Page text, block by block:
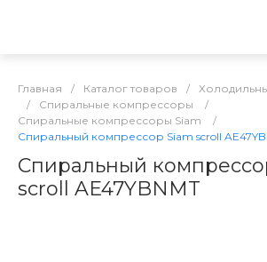
Главная / Каталог товаров /
/
Спиральные компрессоры
/
Спиральные компрессоры Siam
/
Спиральный компрессор Siam scroll
Спиральный
scroll AE47YBNMT